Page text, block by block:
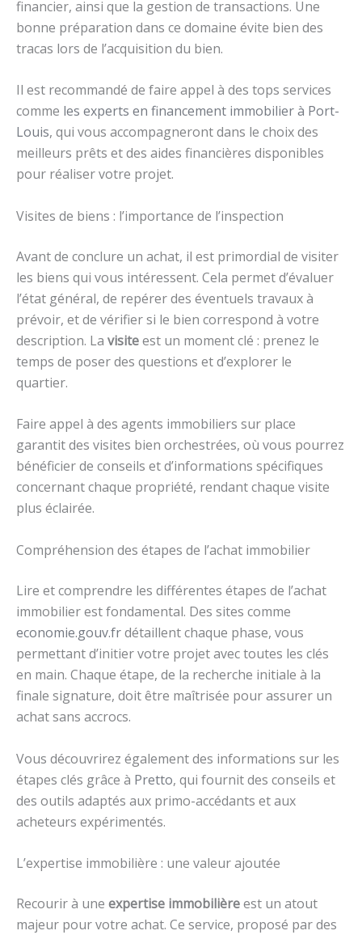
financier, ainsi que la gestion de transactions. Une
bonne préparation dans ce domaine évite bien des
tracas lors de l’acquisition du bien.
Il est recommandé de faire appel à des tops services
comme les experts en financement immobilier à Port-
Louis, qui vous accompagneront dans le choix des
meilleurs prêts et des aides financières disponibles
pour réaliser votre projet.
Visites de biens : l’importance de l’inspection
Avant de conclure un achat, il est primordial de visiter
les biens qui vous intéressent. Cela permet d’évaluer
l’état général, de repérer des éventuels travaux à
prévoir, et de vérifier si le bien correspond à votre
description. La visiteest un moment clé : prenez le
temps de poser des questions et d’explorer le
quartier.
Faire appel à des agents immobiliers sur place
garantit des visites bien orchestrées, où vous pourrez
bénéficier de conseils et d’informations spécifiques
concernant chaque propriété, rendant chaque visite
plus éclairée.
Compréhension des étapes de l’achat immobilier
Lire et comprendre les différentes étapes de l’achat
immobilier est fondamental. Des sites comme
economie.gouv.frdétaillent chaque phase, vous
permettant d’initier votre projet avec toutes les clés
en main. Chaque étape, de la recherche initiale à la
finale signature, doit être maîtrisée pour assurer un
achat sans accrocs.
Vous découvrirez également des informations sur les
étapes clés grâce à Pretto, qui fournit des conseils et
des outils adaptés aux primo-accédants et aux
acheteurs expérimentés.
L’expertise immobilière : une valeur ajoutée
Recourir à une expertise immobilièreest un atout
majeur pour votre achat. Ce service, proposé par des